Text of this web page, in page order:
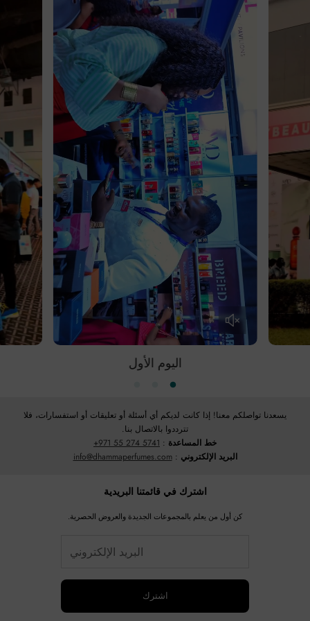
اليوم الأول
يسعدنا تواصلكم معنا! إذا كانت لديكم أي أسئلة أو تعليقات أو استفسارات، فلا
تترددوا بالاتصال بنا.
خط المساعدة :
+971 55 274 5741
البريد الإلكتروني :
info@dhammaperfumes.com
اشترك في قائمتنا البريدية
كن أول من يعلم بالمجموعات الجديدة والعروض الحصرية.
اشترك